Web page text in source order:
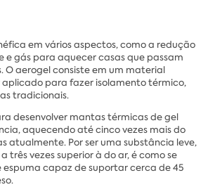
em vários aspectos, como a redução
e gás para aquecer casas que passam
O aerogel consiste em um material
aplicado para fazer isolamento térmico,
tradicionais.
desenvolver mantas térmicas de gel
aquecendo até cinco vezes mais do
atualmente. Por ser uma substância leve,
três vezes superior à do ar, é como se
espuma capaz de suportar cerca de 45